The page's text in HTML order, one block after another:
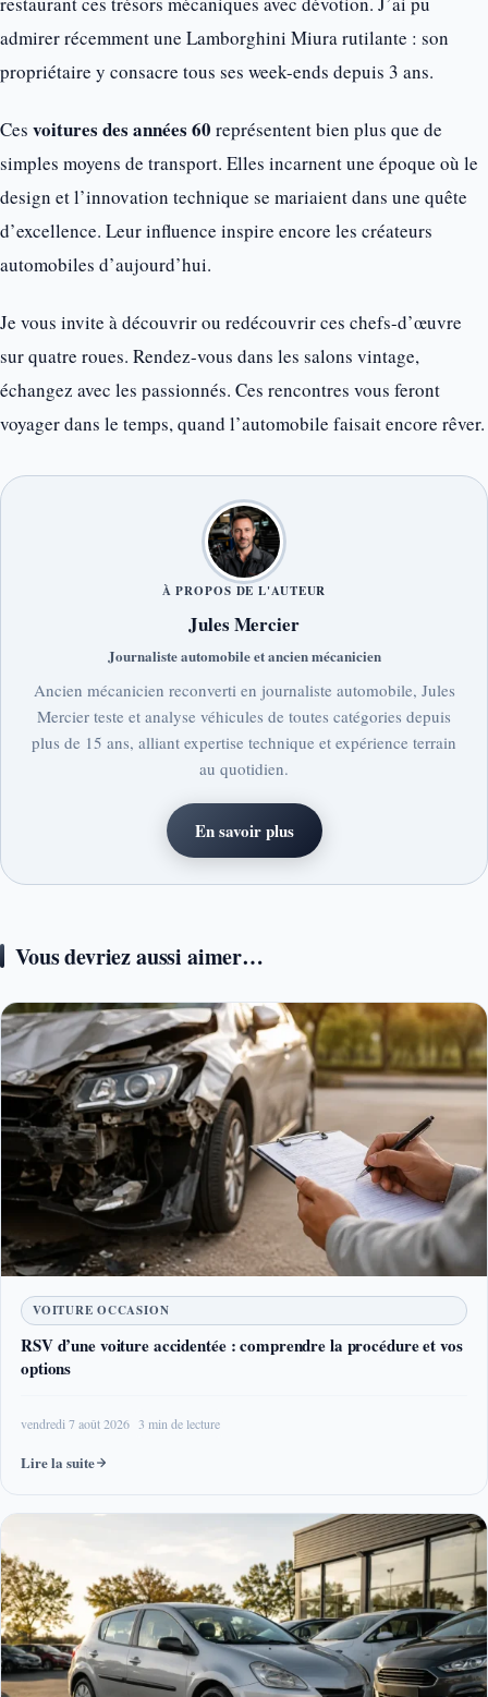
admirer récemment une Lamborghini Miura rutilante : son
propriétaire y consacre tous ses week-ends depuis 3 ans.
Ces voitures des années 60 représentent bien plus que de
simples moyens de transport. Elles incarnent une époque où le
design et l’innovation technique se mariaient dans une quête
d’excellence. Leur influence inspire encore les créateurs
automobiles d’aujourd’hui.
Je vous invite à découvrir ou redécouvrir ces chefs-d’œuvre
sur quatre roues. Rendez-vous dans les salons vintage,
échangez avec les passionnés. Ces rencontres vous feront
voyager dans le temps, quand l’automobile faisait encore rêver.
À PROPOS DE L'AUTEUR
Jules Mercier
Journaliste automobile et ancien mécanicien
Ancien mécanicien reconverti en journaliste automobile, Jules
Mercier teste et analyse véhicules de toutes catégories depuis
plus de 15 ans, alliant expertise technique et expérience terrain
au quotidien.
En savoir plus
Vous devriez aussi aimer…
VOITURE OCCASION
RSV d’une voiture accidentée : comprendre la procédure et vos
options
vendredi 7 août 2026 3 min de lecture
Lire la suite